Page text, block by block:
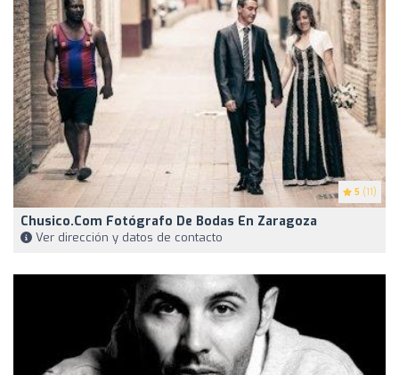
5 (11)
Chusico.com Fotógrafo De Bodas En Zaragoza
Ver dirección y datos de contacto